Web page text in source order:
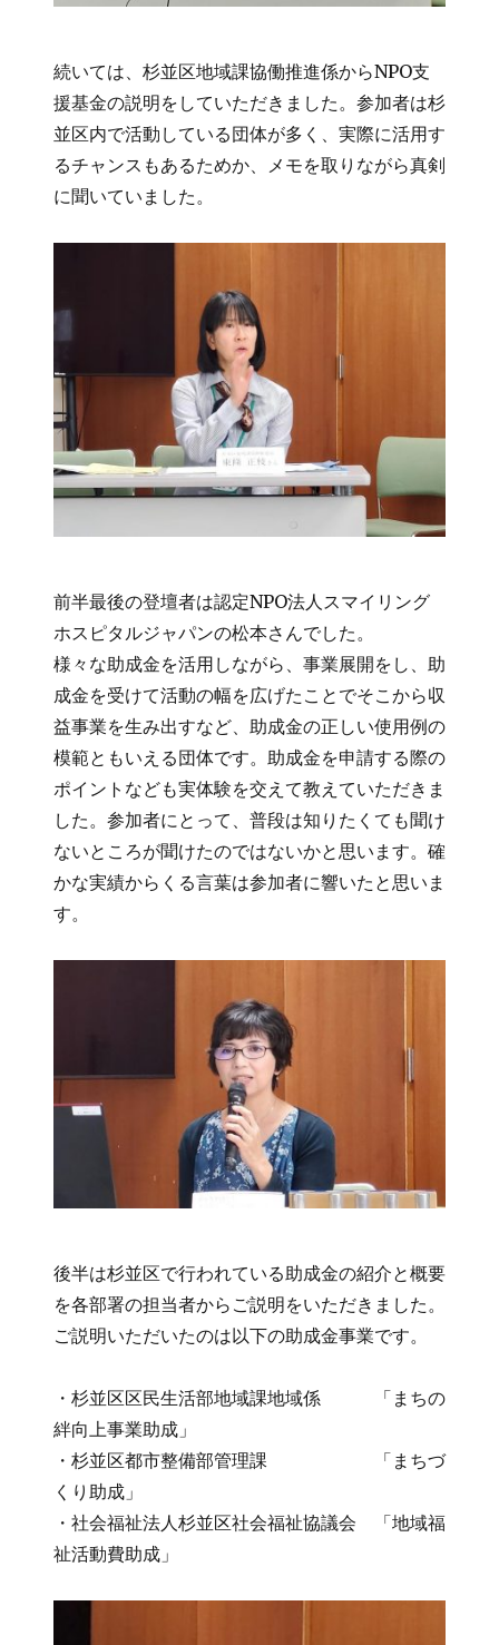
続いては、杉並区地域課協働推進係からNPO支
援基金の説明をしていただきました。参加者は杉
並区内で活動している団体が多く、実際に活用す
るチャンスもあるためか、メモを取りながら真剣
に聞いていました。
前半最後の登壇者は認定NPO法人スマイリング
ホスピタルジャパンの松本さんでした。
様々な助成金を活用しながら、事業展開をし、助
成金を受けて活動の幅を広げたことでそこから収
益事業を生み出すなど、助成金の正しい使用例の
模範ともいえる団体です。助成金を申請する際の
ポイントなども実体験を交えて教えていただきま
した。参加者にとって、普段は知りたくても聞け
ないところが聞けたのではないかと思います。確
かな実績からくる言葉は参加者に響いたと思いま
す。
後半は杉並区で行われている助成金の紹介と概要
を各部署の担当者からご説明をいただきました。
ご説明いただいたのは以下の助成金事業です。
・杉並区区民生活部地域課地域係 「まちの
絆向上事業助成」
・杉並区都市整備部管理課 「まちづ
くり助成」
・社会福祉法人杉並区社会福祉協議会 「地域福
祉活動費助成」